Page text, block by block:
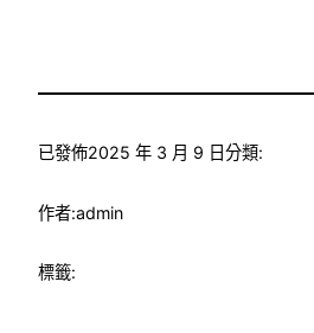
已發佈2025 年 3 月 9 日分類:
作者:admin
標籤: